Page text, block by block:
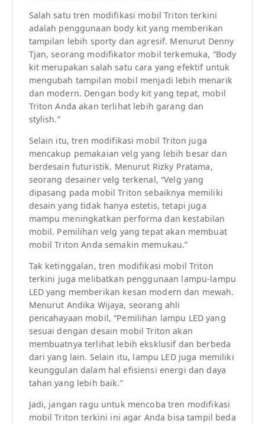
Salah satu tren modifikasi mobil Triton terkini
adalah penggunaan body kit yang memberikan
tampilan lebih sporty dan agresif. Menurut Denny
Tjan, seorang modifikator mobil terkemuka, “Body
kit merupakan salah satu cara yang efektif untuk
mengubah tampilan mobil menjadi lebih menarik
dan modern. Dengan body kit yang tepat, mobil
Triton Anda akan terlihat lebih garang dan
stylish.”
Selain itu, tren modifikasi mobil Triton juga
mencakup pemakaian velg yang lebih besar dan
berdesain futuristik. Menurut Rizky Pratama,
seorang desainer velg terkenal, “Velg yang
dipasang pada mobil Triton sebaiknya memiliki
desain yang tidak hanya estetis, tetapi juga
mampu meningkatkan performa dan kestabilan
mobil. Pemilihan velg yang tepat akan membuat
mobil Triton Anda semakin memukau.”
Tak ketinggalan, tren modifikasi mobil Triton
terkini juga melibatkan penggunaan lampu-lampu
LED yang memberikan kesan modern dan mewah.
Menurut Andika Wijaya, seorang ahli
pencahayaan mobil, “Pemilihan lampu LED yang
sesuai dengan desain mobil Triton akan
membuatnya terlihat lebih eksklusif dan berbeda
dari yang lain. Selain itu, lampu LED juga memiliki
keunggulan dalam hal efisiensi energi dan daya
tahan yang lebih baik.”
Jadi, jangan ragu untuk mencoba tren modifikasi
mobil Triton terkini ini agar Anda bisa tampil beda